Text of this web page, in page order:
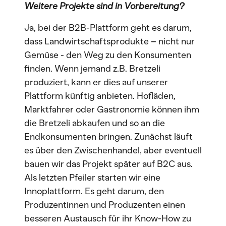
Weitere Projekte sind in Vorbereitung?
Ja, bei der B2B-Plattform geht es darum,
dass Landwirtschaftsprodukte – nicht nur
Gemüse - den Weg zu den Konsumenten
finden. Wenn jemand z.B. Bretzeli
produziert, kann er dies auf unserer
Plattform künftig anbieten. Hofläden,
Marktfahrer oder Gastronomie können ihm
die Bretzeli abkaufen und so an die
Endkonsumenten bringen. Zunächst läuft
es über den Zwischenhandel, aber eventuell
bauen wir das Projekt später auf B2C aus.
Als letzten Pfeiler starten wir eine
Innoplattform. Es geht darum, den
Produzentinnen und Produzenten einen
besseren Austausch für ihr Know-How zu